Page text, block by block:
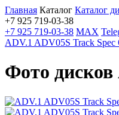
Главная Каталог Каталог
+7 925 719-03-38
+7 925 719-03-38 MAX
ADV.1 ADV05S Track Spec
Фото дисков